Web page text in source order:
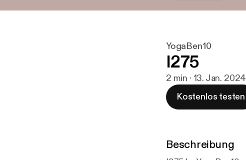
YogaBen10
I275
2 min · 13. Jan. 2024
Kostenlos testen
Beschreibung